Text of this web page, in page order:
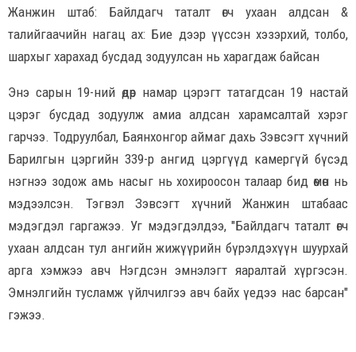
Жанжин штаб: Байлдагч таталт өгч ухаан алдсан &
талийгаачийн нагац ах: Бие дээр үүссэн хэзэрхий, толбо,
шархыг харахад бусдад зодуулсан нь харагдаж байсан
Энэ сарын 19-ний өдөр намар цэрэгт татагдсан 19 настай
цэрэг бусдад зодуулж амиа алдсан харамсалтай хэрэг
гарчээ. Тодруулбал, Баянхонгор аймаг дахь Зэвсэгт хүчний
Барилгын цэргийн 339-р ангид цэргүүд камергүй бүсэд
нэгнээ зодож амь насыг нь хохироосон талаар бид өмөн нь
мэдээлсэн. Тэгвэл Зэвсэгт хүчний Жанжин штабаас
мэдэгдэл гаргажээ. Уг мэдэгдэлдээ, "Байлдагч таталт өгч
ухаан алдсан тул ангийн жижүүрийн бүрэлдэхүүн шуурхай
арга хэмжээ авч Нэгдсэн эмнэлэгт яаралтай хүргэсэн.
Эмнэлгийн тусламж үйлчилгээ авч байх үедээ нас барсан"
гэжээ.